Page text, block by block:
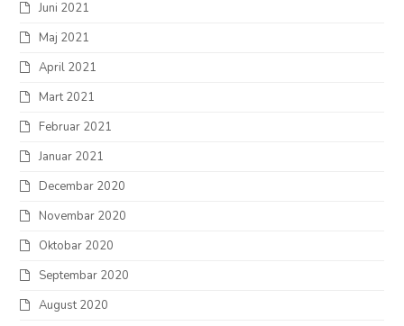
Juni 2021
Maj 2021
April 2021
Mart 2021
Februar 2021
Januar 2021
Decembar 2020
Novembar 2020
Oktobar 2020
Septembar 2020
August 2020